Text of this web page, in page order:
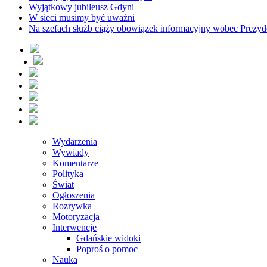
Wyjątkowy jubileusz Gdyni
W sieci musimy być uważni
Na szefach służb ciąży obowiązek informacyjny wobec
Wydarzenia
Wywiady
Komentarze
Polityka
Świat
Ogłoszenia
Rozrywka
Motoryzacja
Interwencje
Gdańskie widoki
Poproś o pomoc
Nauka